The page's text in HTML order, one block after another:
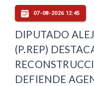
07-08-2026 12:45
DIPUTADO
(P.REP)
DEFIENDE